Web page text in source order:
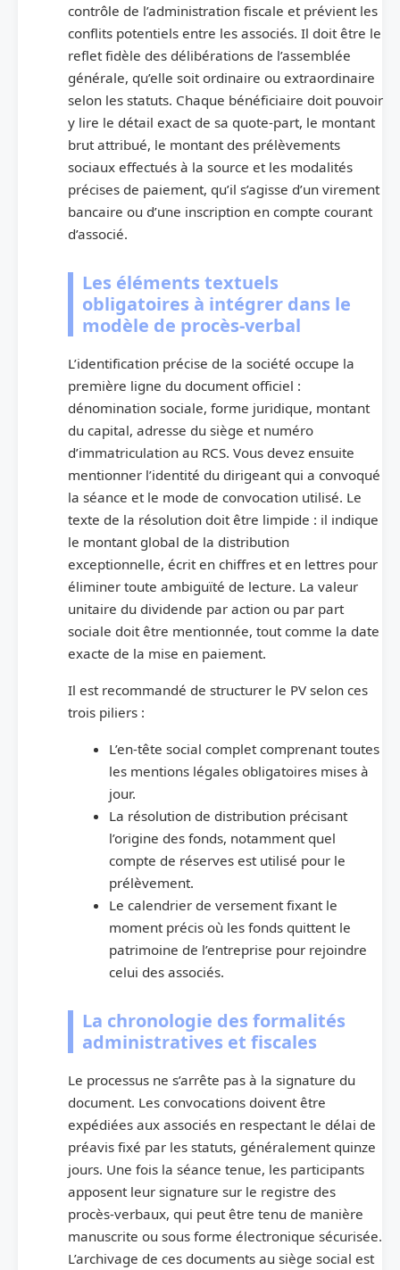
contrôle de l’administration fiscale et prévient les
conflits potentiels entre les associés. Il doit être le
reflet fidèle des délibérations de l’assemblée
générale, qu’elle soit ordinaire ou extraordinaire
selon les statuts. Chaque bénéficiaire doit pouvoir
y lire le détail exact de sa quote-part, le montant
brut attribué, le montant des prélèvements
sociaux effectués à la source et les modalités
précises de paiement, qu’il s’agisse d’un virement
bancaire ou d’une inscription en compte courant
d’associé.
Les éléments textuels
obligatoires à intégrer dans le
modèle de procès-verbal
L’identification précise de la société occupe la
première ligne du document officiel :
dénomination sociale, forme juridique, montant
du capital, adresse du siège et numéro
d’immatriculation au RCS. Vous devez ensuite
mentionner l’identité du dirigeant qui a convoqué
la séance et le mode de convocation utilisé. Le
texte de la résolution doit être limpide : il indique
le montant global de la distribution
exceptionnelle, écrit en chiffres et en lettres pour
éliminer toute ambiguïté de lecture. La valeur
unitaire du dividende par action ou par part
sociale doit être mentionnée, tout comme la date
exacte de la mise en paiement.
Il est recommandé de structurer le PV selon ces
trois piliers :
L’en-tête social complet comprenant toutes
les mentions légales obligatoires mises à
jour.
La résolution de distribution précisant
l’origine des fonds, notamment quel
compte de réserves est utilisé pour le
prélèvement.
Le calendrier de versement fixant le
moment précis où les fonds quittent le
patrimoine de l’entreprise pour rejoindre
celui des associés.
La chronologie des formalités
administratives et fiscales
Le processus ne s’arrête pas à la signature du
document. Les convocations doivent être
expédiées aux associés en respectant le délai de
préavis fixé par les statuts, généralement quinze
jours. Une fois la séance tenue, les participants
apposent leur signature sur le registre des
procès-verbaux, qui peut être tenu de manière
manuscrite ou sous forme électronique sécurisée.
L’archivage de ces documents au siège social est